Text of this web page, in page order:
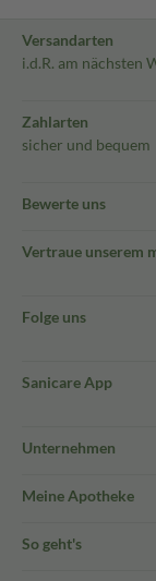
Versandarten
i.d.R. am nächsten
Zahlarten
sicher und bequem
Bewerte uns
Vertraue unserem
Folge uns
Sanicare App
Unternehmen
Meine Apotheke
So geht's